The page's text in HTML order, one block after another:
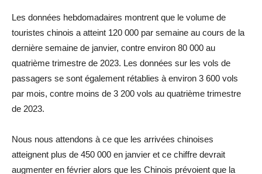
Les données hebdomadaires montrent que le volume de
touristes chinois a atteint 120 000 par semaine au cours de la
dernière semaine de janvier, contre environ 80 000 au
quatrième trimestre de 2023. Les données sur les vols de
passagers se sont également rétablies à environ 3 600 vols
par mois, contre moins de 3 200 vols au quatrième trimestre
de 2023.
Nous nous attendons à ce que les arrivées chinoises
atteignent plus de 450 000 en janvier et ce chiffre devrait
augmenter en février alors que les Chinois prévoient que la